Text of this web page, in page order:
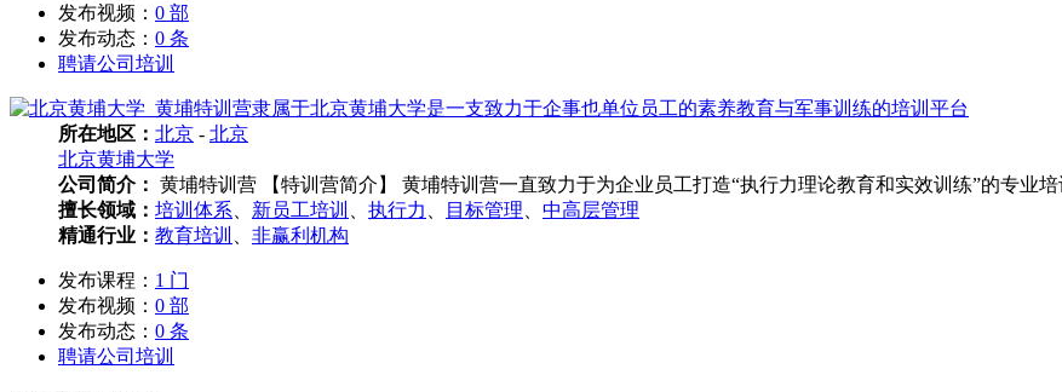
发布视频： 0 部
发布动态： 0 条
聘请公司培训
所在地区： 北京 - 北京
北京黄埔大学
公司简介： 黄埔特训营 【特训营简介】 黄埔特训营一直致力于为企业员工打造“执行力理论教育和实效训练”的专业
擅长领域： 培训体系 新员工培训 执行力 目标管理
中高层管理
精通行业： 教育培训 非赢利机构
发布课程： 1 门
发布视频： 0 部
发布动态： 0 条
聘请公司培训